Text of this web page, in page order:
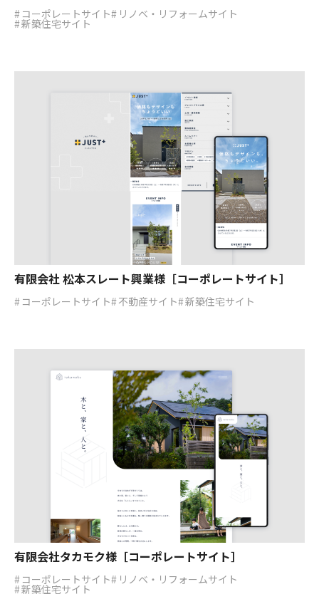
コーポレートサイト リノベ・リフォームサイト
新築住宅サイト
有限会社 松本スレート興業様［コーポレートサイト］
コーポレートサイト 不動産サイト 新築住宅サイト
有限会社タカモク様［コーポレートサイト］
コーポレートサイト リノベ・リフォームサイト
新築住宅サイト